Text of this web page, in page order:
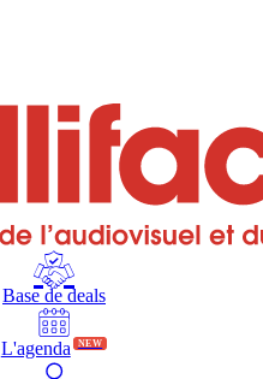
Base de deals
L'agenda NEW